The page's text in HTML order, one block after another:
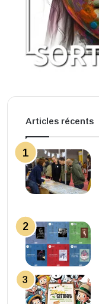
Articles récents